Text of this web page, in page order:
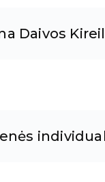
Daivos